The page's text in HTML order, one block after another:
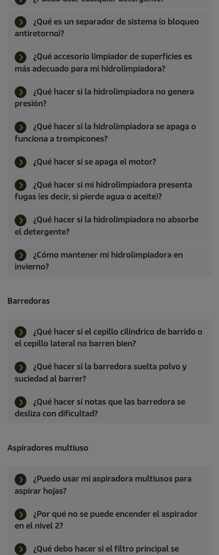
¿Qué es un separador de sistema (o bloqueo
antiretorno)?
¿Qué accesorio limpiador de superficies es
más adecuado para mi hidrolimpiadora?
¿Qué hacer si la hidrolimpiadora no genera
presión?
¿Qué hacer si la hidrolimpiadora se apaga o
funciona a trompicones?
¿Qué hacer si se apaga el motor?
¿Qué hacer si mi hidrolimpiadora presenta
fugas (es decir, si pierde agua o aceite)?
¿Qué hacer si la hidrolimpiadora no absorbe
el detergente?
¿Cómo mantener mi hidrolimpiadora en
invierno?
Barredoras
¿Qué hacer si el cepillo cilíndrico de barrido o
el cepillo lateral no barren bien?
¿Qué hacer si la barredora suelta polvo y
suciedad al barrer?
¿Qué hacer si notas que las barredora se
desliza con dificultad?
Aspiradores multiuso
¿Puedo usar mi aspiradora multiusos para
aspirar hojas?
¿Por qué no se puede encender el aspirador
en el nivel 2?
¿Qué debo hacer si el filtro principal se